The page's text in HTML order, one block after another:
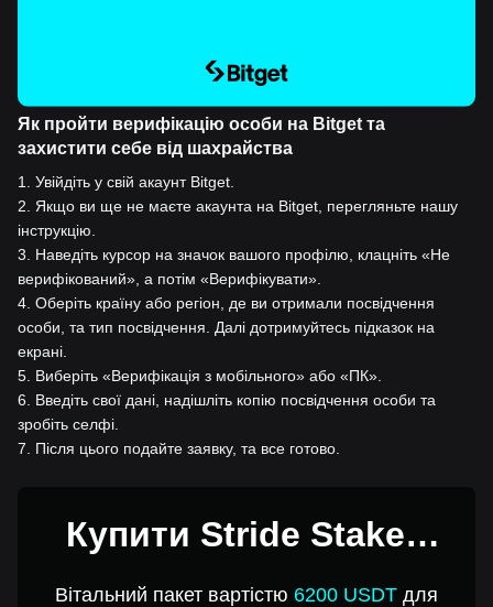
Як пройти верифікацію особи на Bitget та
захистити себе від шахрайства
1
Увійдіть у свій акаунт Bitget.
2
Якщо ви ще не маєте акаунта на Bitget, перегляньте нашу
інструкцію.
3
Наведіть курсор на значок вашого профілю, клацніть «Не
верифікований», а потім «Верифікувати».
4 Оберіть країну або регіон, де ви отримали посвідчення
особи, та тип посвідчення. Далі дотримуйтесь підказок на
екрані.
5 Виберіть «Верифікація з мобільного» або «ПК».
6
Введіть свої дані, надішліть копію посвідчення особи та
зробіть селфі.
7
Після цього подайте заявку, та все готово.
Купити Stride Staked
OSMO за 1 USD
Вітальний пакет вартістю 6200 USDT для